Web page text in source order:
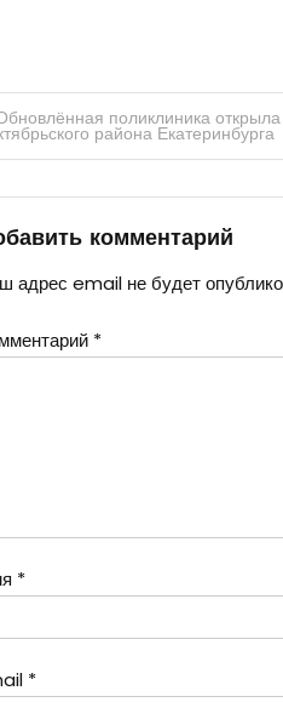
поликлиника
района Екатеринбурга
комментарий
адрес email не будет
*
*
*